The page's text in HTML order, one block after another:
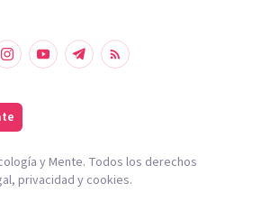
y Mente. Todos los derechos
, privacidad y cookies.